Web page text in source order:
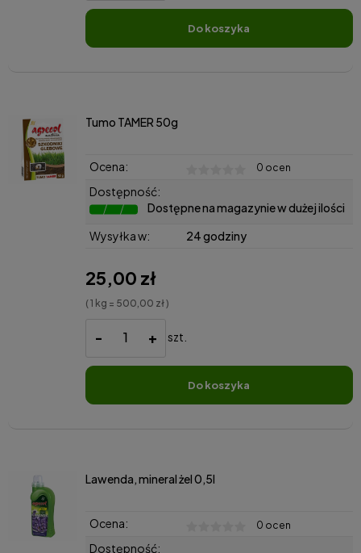
do koszyka
Tumo TAMER 50g
Ocena: 0 ocen
Dostępność:
Dostępne na magazynie w dużej ilości
Wysyłka w:
24 godziny
25,00 zł
( 1 kg = 500,00 zł )
- + szt.
do koszyka
Lawenda, mineral żel 0,5l
Ocena: 0 ocen
Dostępność: